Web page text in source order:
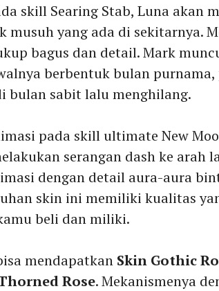
skill Searing Stab, Luna akan
musuh yang ada di sekitarnya.
bagus dan detail. Mark
berbentuk bulan
bulan sabit lalu menghilang.
pada skill ultimate New
serangan dash ke arah
dengan detail aura-aura
skin ini memiliki kualitas
beli dan miliki.
mendapatkan Skin Gothic
Rose. Mekanismenya